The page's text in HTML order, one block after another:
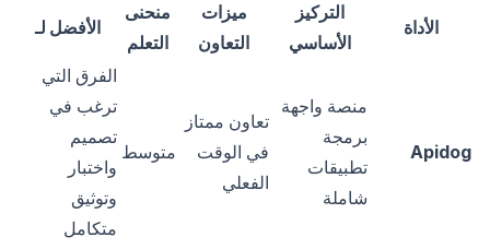
الأداة
التركيز
الأساسي
ميزات
التعاون
منحنى
التعلم
الأفضل لـ
Apidog
منصة واجهة
برمجة
تطبيقات
شاملة
تعاون ممتاز
في الوقت
الفعلي
متوسط
الفرق التي
ترغب في
تصميم
واختبار
وتوثيق
متكامل